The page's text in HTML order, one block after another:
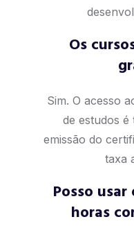
Os
Sim. O acesso
de estudos
emissão do
taxa
Posso
horas